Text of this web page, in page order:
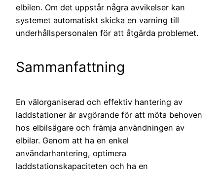
elbilen. Om det uppstår några avvikelser kan
systemet automatiskt skicka en varning till
underhållspersonalen för att åtgärda problemet.
Sammanfattning
En välorganiserad och effektiv hantering av
laddstationer är avgörande för att möta behoven
hos elbilsägare och främja användningen av
elbilar. Genom att ha en enkel
användarhantering, optimera
laddstationskapaciteten och ha en